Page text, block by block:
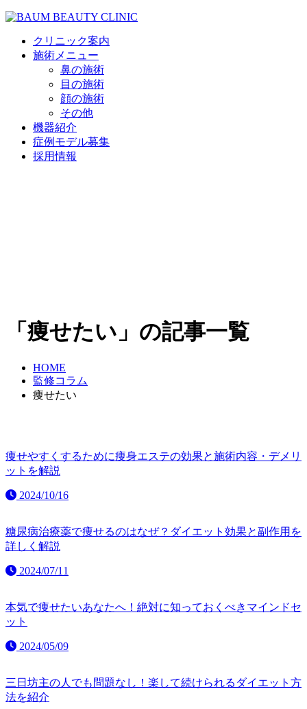
クリニック案内
施術メニュー
鼻の施術
目の施術
顔の施術
その他
機器紹介
症例モデル募集
採用情報
「痩せたい」の記事一覧
HOME
監修コラム
痩せたい
痩せやすくするために痩身エステの効果と施術内容・デメリ
ットを解説
2024/10/16
糖尿病治療薬で痩せるのはなぜ？ダイエット効果と副作用を
詳しく解説
2024/07/11
本気で痩せたいあなたへ！絶対に知っておくべきマインドセ
ット
2024/05/09
三日坊主の人でも問題なし！楽して続けられるダイエット方
法を紹介